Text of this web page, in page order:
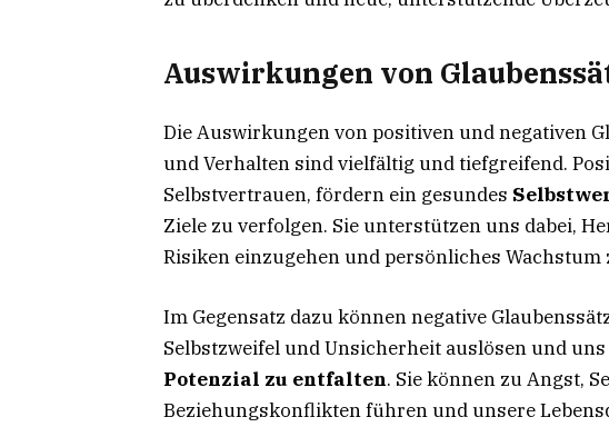
Auswirkungen von
Die Auswirkungen von positiven und negativen
und Verhalten sind vielfältig und tiefgreifend.
Selbstvertrauen, fördern ein gesundes
Ziele zu verfolgen. Sie unterstützen uns dabei,
Risiken einzugehen und persönliches Wachstum
Im Gegensatz dazu können negative
Selbstzweifel und Unsicherheit auslösen und
Potenzial zu entfalten. Sie können zu Angst,
Beziehungskonflikten führen und unsere